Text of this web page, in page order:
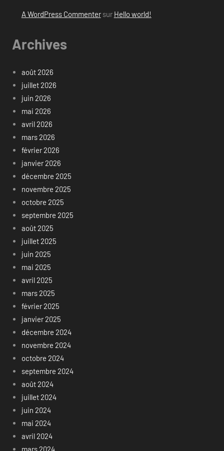
A WordPress Commentersur Hello world!
Archives
août 2026
juillet 2026
juin 2026
mai 2026
avril 2026
mars 2026
février 2026
janvier 2026
décembre 2025
novembre 2025
octobre 2025
septembre 2025
août 2025
juillet 2025
juin 2025
mai 2025
avril 2025
mars 2025
février 2025
janvier 2025
décembre 2024
novembre 2024
octobre 2024
septembre 2024
août 2024
juillet 2024
juin 2024
mai 2024
avril 2024
mars 2024